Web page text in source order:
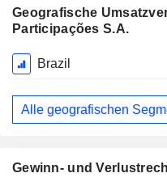
Geografische
Participações S.A.
Ende d.
Geschäftsjahres:
Dezember
Brazil
Alle geografischen
Gewinn- und